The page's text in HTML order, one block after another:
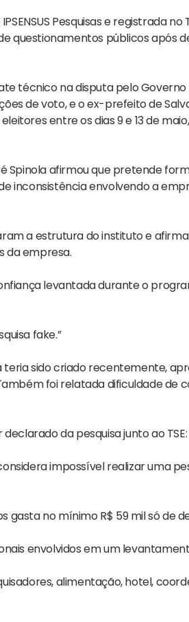
Pesquisas e registrada
questionamentos públicos após
técnico na disputa pelo
de voto, e o ex-prefeito de
entre os dias 9 e 13 de
Spinola afirmou que pretende
inconsistência envolvendo a
a estrutura do instituto e
da empresa.
levantada durante o
fake.”
teria sido criado recentemente,
foi relatada dificuldade
da pesquisa junto ao TSE:
impossível realizar uma
gasta no mínimo R$ 59 mil só de
envolvidos em um
alimentação, hotel,